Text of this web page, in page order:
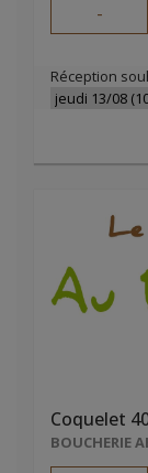
-
Réception
Coquelet
BOUCHERIE